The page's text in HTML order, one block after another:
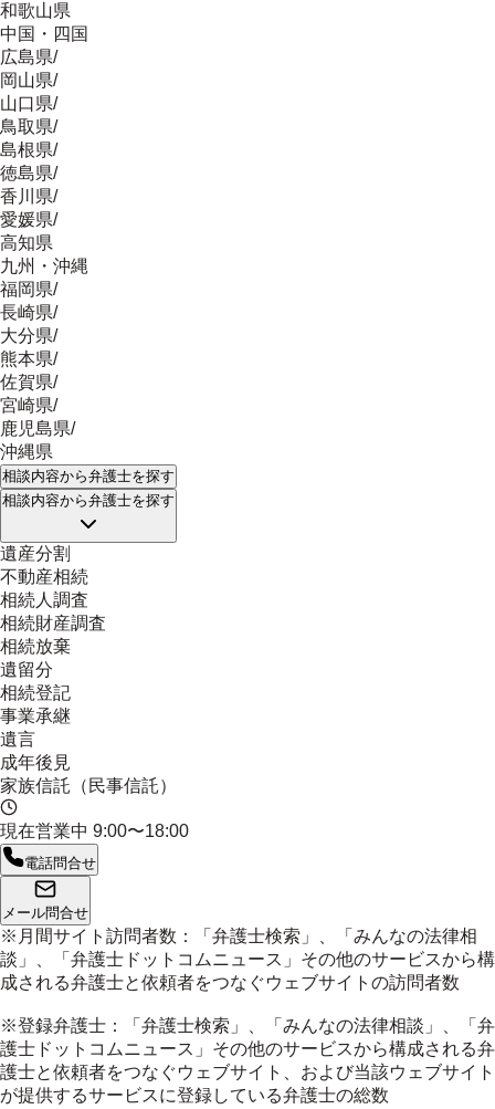
和歌山県
中国・四国
広島県/
岡山県/
山口県/
鳥取県/
島根県/
徳島県/
香川県/
愛媛県/
高知県
九州・沖縄
福岡県/
長崎県/
大分県/
熊本県/
佐賀県/
宮崎県/
鹿児島県/
沖縄県
相談内容から弁護士を探す
相談内容から弁護士を探す
遺産分割
不動産相続
相続人調査
相続財産調査
相続放棄
遺留分
相続登記
事業承継
遺言
成年後見
家族信託（民事信託）
現在営業中 9:00〜18:00
電話問合せ
メール問合せ
※月間サイト訪問者数：「弁護士検索」、「みんなの法律相
談」、「弁護士ドットコムニュース」その他のサービスから構
成される弁護士と依頼者をつなぐウェブサイトの訪問者数
※登録弁護士：「弁護士検索」、「みんなの法律相談」、「弁
護士ドットコムニュース」その他のサービスから構成される弁
護士と依頼者をつなぐウェブサイト、および当該ウェブサイト
が提供するサービスに登録している弁護士の総数